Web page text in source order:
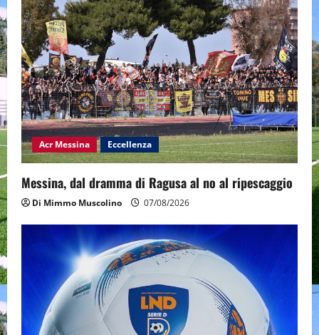
Acr Messina Eccellenza
Messina, dal dramma di Ragusa al no al ripescaggio
Di Mimmo Muscolino 07/08/2026